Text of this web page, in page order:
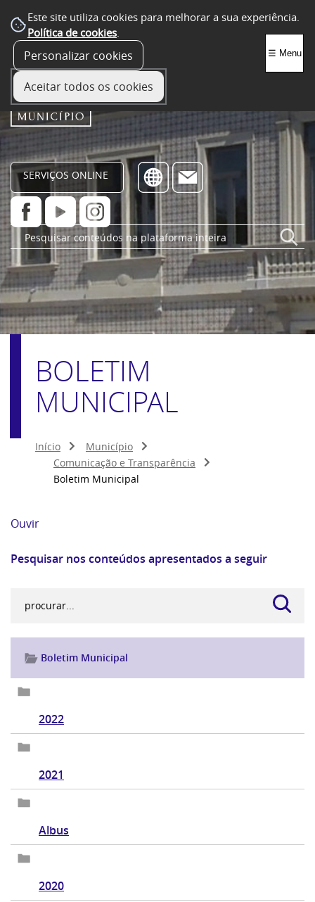
Este site utiliza cookies para melhorar a sua experiência.
Política de cookies.
Personalizar cookies
Aceitar todos os cookies
SERVIÇOS ONLINE
☰ Menu
BOLETIM
MUNICIPAL
Início
Município
Comunicação e Transparência
Boletim Municipal
Ouvir
Pesquisar nos conteúdos apresentados a seguir
Boletim Municipal
2022
2021
Albus
2020